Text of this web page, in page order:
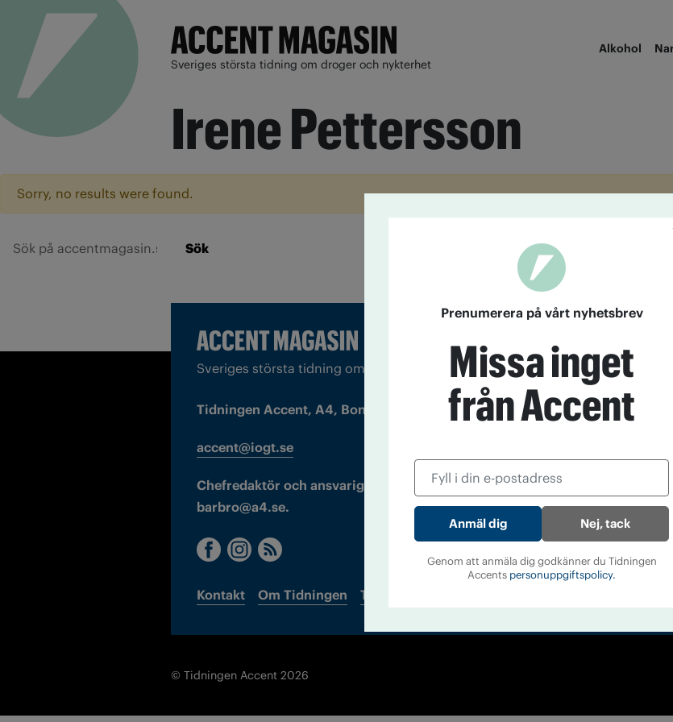
Sveriges största tidning om droger och nykterhet
Alkohol
Irene Pettersson
Sorry, no results were found.
Sök
Sveriges största tidning om droger och nykterhet
Tidningen Accent, A4, Bondegatan 21, 116 33 Stockholm
accent@iogt.se
Chefredaktör och ansvarig utgivare: Barbro Janson Lundkvist,
barbro@a4.se.
Kontakt Om Tidningen Tidningsarkiv
© Tidningen Accent 2026
Prenumerera på vårt nyhetsbrev
Missa inget
från Accent
Nej, tack
Genom att anmäla dig godkänner du Tidningen
Accents personuppgiftspolicy.